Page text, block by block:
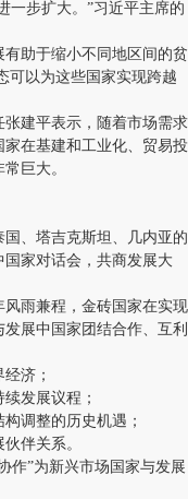
一步扩大。”习近平主席的
助于缩小不同地区间的贫
可以为这些国家实现跨越
建平表示，随着市场需求
在基建和工业化、贸易投
巨大。
、塔吉克斯坦、几内亚的
家对话会，共商发展大
雨兼程，金砖国家在实现
展中国家团结合作、互利
济；
发展议程；
整的历史机遇；
伴关系。
”为新兴市场国家与发展